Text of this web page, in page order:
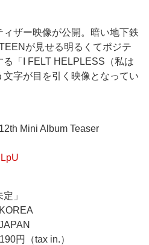
ザー映像が公開。暗い地下鉄
が見せる明るくてポジテ
る「I FELT HELPLESS（私は
字が目を引く映像となってい
Mini Album Teaser
」
円（tax in.）